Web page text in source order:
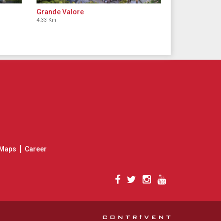
Grande Valore
4.33 Km
Career